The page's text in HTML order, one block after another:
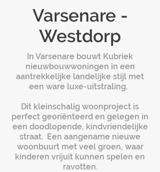
Varsenare -
Westdorp
In Varsenare bouwt Kubriek
nieuwbouwwoningen in een
aantrekkelijke landelijke stijl met
een ware luxe-uitstraling.
Dit kleinschalig woonproject is
perfect georiënteerd en gelegen in
een doodlopende, kindvriendelijke
straat. Een aangename nieuwe
woonbuurt met veel groen, waar
kinderen vrijuit kunnen spelen en
ravotten.